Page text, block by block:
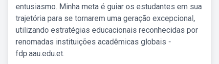
entusiasmo. Minha meta é guiar os estudantes em sua
trajetória para se tornarem uma geração excepcional,
utilizando estratégias educacionais reconhecidas por
renomadas instituições acadêmicas globais -
fdp.aau.edu.et.